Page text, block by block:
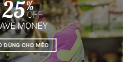
DÙNG CHO MÈO